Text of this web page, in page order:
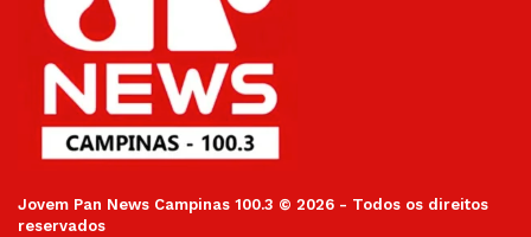
Jovem Pan News Campinas 100.3 © 2026 - Todos os direitos
reservados